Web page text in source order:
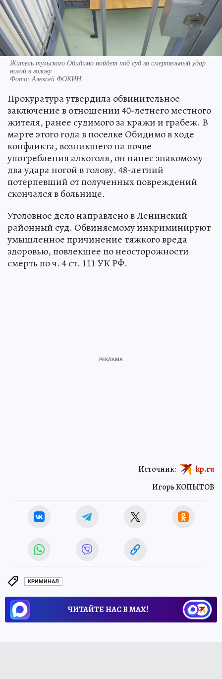
Житель тульского Обидимо пойдет под суд за смертельный удар
ногой в голову
Фото: Алексей ФОКИН.
Прокуратура утвердила обвинительное
заключение в отношении 40-летнего местного
жителя, ранее судимого за кражи и грабеж. В
марте этого года в поселке Обидимо в ходе
конфликта, возникшего на почве
употребления алкоголя, он нанес знакомому
два удара ногой в голову. 48-летний
потерпевший от полученных повреждений
скончался в больнице.
Уголовное дело направлено в Ленинский
районный суд. Обвиняемому инкриминируют
умышленное причинение тяжкого вреда
здоровью, повлекшее по неосторожности
смерть по ч. 4 ст. 111 УК РФ.
Игорь КОПЫТОВ
Источник: kp.ru
КРИМИНАЛ
ЧИТАЙТЕ НАС В МАХ!